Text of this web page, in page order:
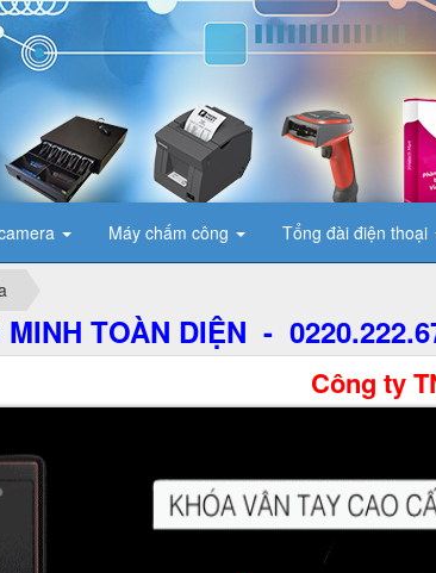
Máy chấm công Tổng đài điện thoại
TOÀN DIỆN -
Công ty